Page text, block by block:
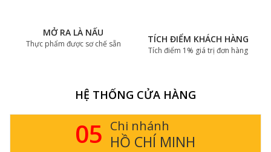
MỞ RA LÀ NẤU
Thực phẩm được sơ chế sẵn TÍCH ĐIỂM KHÁCH HÀNG
Tích điểm 1% giá trị đơn hàng
HỆ THỐNG CỬA HÀNG
05 Chi nhánh
HỒ CHÍ MINH